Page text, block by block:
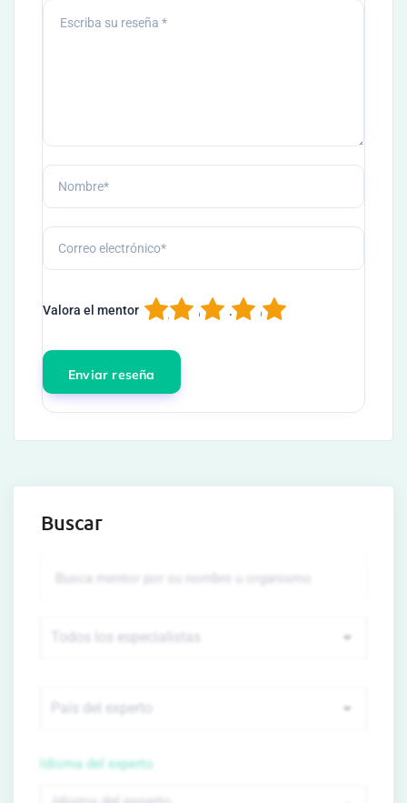
Valora el mentor 5
4
3
2
1
Buscar
Idioma del experto